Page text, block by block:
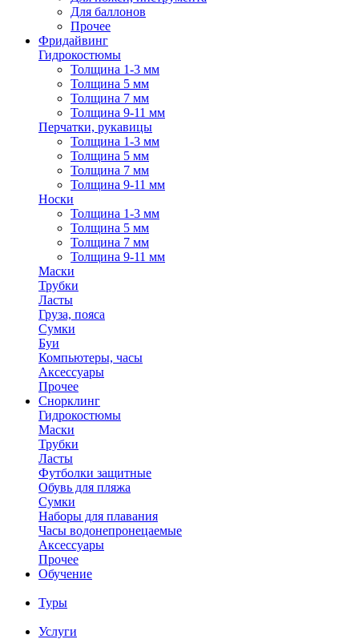
Для баллонов
Прочее
Фридайвинг
Гидрокостюмы
Толщина 1-3 мм
Толщина 5 мм
Толщина 7 мм
Толщина 9-11 мм
Перчатки, рукавицы
Толщина 1-3 мм
Толщина 5 мм
Толщина 7 мм
Толщина 9-11 мм
Носки
Толщина 1-3 мм
Толщина 5 мм
Толщина 7 мм
Толщина 9-11 мм
Маски
Трубки
Ласты
Груза, пояса
Сумки
Буи
Компьютеры, часы
Аксессуары
Прочее
Снорклинг
Гидрокостюмы
Маски
Трубки
Ласты
Футболки защитные
Обувь для пляжа
Сумки
Наборы для плавания
Часы водонепронецаемые
Аксессуары
Прочее
Обучение
Туры
Услуги